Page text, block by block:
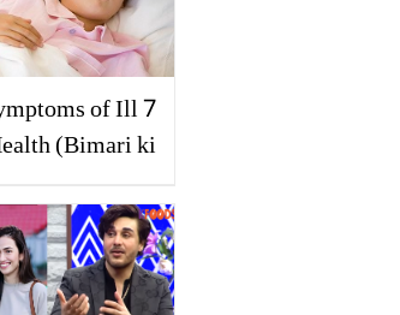
of Ill
(Bimari ki